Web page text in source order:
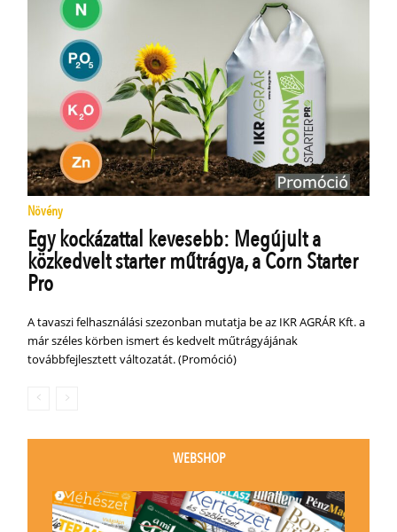
Növény
Egy kockázattal kevesebb: Megújult a
közkedvelt starter műtrágya, a Corn Starter
Pro
A tavaszi felhasználási szezonban mutatja be az IKR AGRÁR Kft. a
már széles körben ismert és kedvelt műtrágyájának
továbbfejlesztett változatát. (Promóció)
WEBSHOP